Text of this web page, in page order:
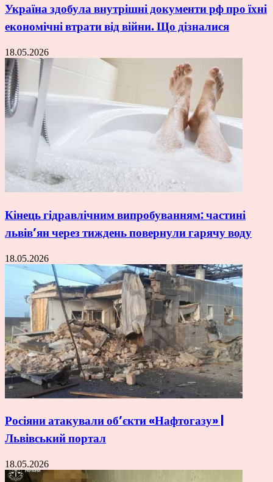
Україна здобула внутрішні документи рф про їхні
економічні втрати від війни. Що дізналися
18.05.2026
Кінець гідравлічним випробуванням: частині
львів’ян через тиждень повернули гарячу воду
18.05.2026
Росіяни атакували об’єкти «Нафтогазу» |
Львівський портал
18.05.2026